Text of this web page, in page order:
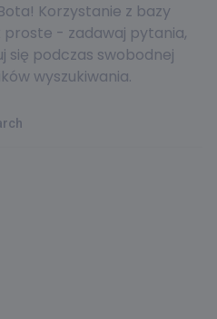
Korzystanie z bazy
proste - zadawaj pytania,
się podczas swobodnej
wyszukiwania.